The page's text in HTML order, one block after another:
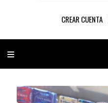
CREAR CUENTA